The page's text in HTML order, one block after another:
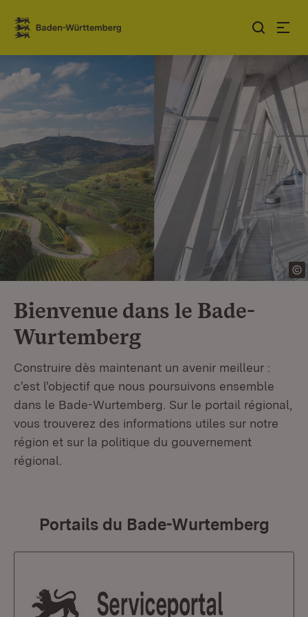
Sauter au contenu
Link zur Startseite
Bienvenue dans le Bade-
Wurtemberg
Construire dès maintenant un avenir meilleur :
c'est l'objectif que nous poursuivons ensemble
dans le Bade-Wurtemberg. Sur le portail régional,
vous trouverez des informations utiles sur notre
région et sur la politique du gouvernement
régional.
Portails du Bade-Wurtemberg